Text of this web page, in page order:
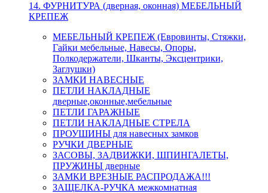
14. ФУРНИТУРА (дверная, оконная) МЕБЕЛЬНЫЙ
КРЕПЕЖ
МЕБЕЛЬНЫЙ КРЕПЕЖ (Евровинты, Стяжки,
Гайки мебельные, Навесы, Опоры,
Полкодержатели, Шканты, Эксцентрики,
Заглушки)
ЗАМКИ НАВЕСНЫЕ
ПЕТЛИ НАКЛАДНЫЕ
дверные,оконные,мебельные
ПЕТЛИ ГАРАЖНЫЕ
ПЕТЛИ НАКЛАДНЫЕ СТРЕЛА
ПРОУШИНЫ для навесных замков
РУЧКИ ДВЕРНЫЕ
ЗАСОВЫ, ЗАДВИЖКИ, ШПИНГАЛЕТЫ,
ПРУЖИНЫ дверные
ЗАМКИ ВРЕЗНЫЕ РАСПРОДАЖА!!!
ЗАЩЕЛКА-РУЧКА межкомнатная